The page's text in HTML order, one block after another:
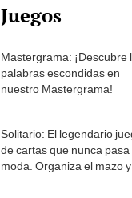
Juegos
Mastergrama: ¡Descubre
palabras escondidas en
nuestro Mastergrama!
Solitario: El legendario
de cartas que nunca pasa
moda. Organiza el mazo y